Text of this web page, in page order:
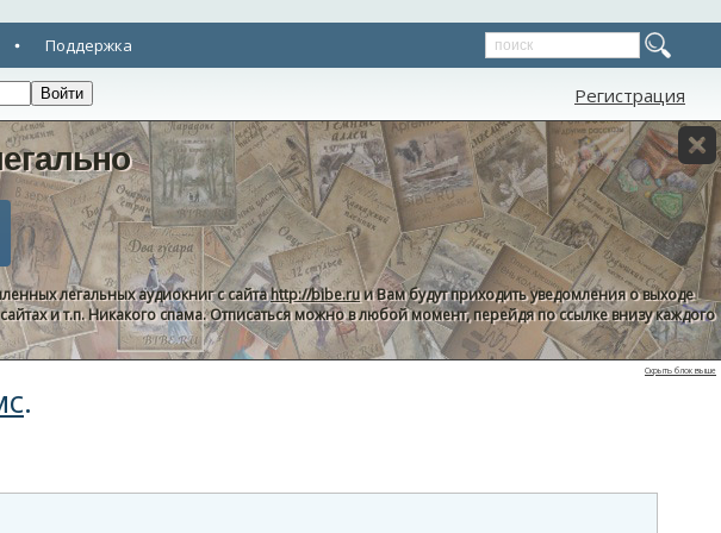
Поддержка
Регистрация
легальных аудиокниг с сайтаhttp://bibe.ruи Вам будут приходить уведомления о выходе
и т.п. Никакого спама. Отписаться можно в любой момент, перейдя по ссылке внизу каждого
Скрыть блок выше
.